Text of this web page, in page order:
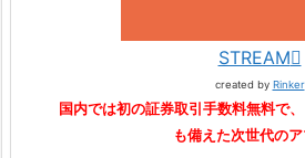
STREAM
created by Rinker
国内では初の証券取引手数料無料で
も備えた次世代のア